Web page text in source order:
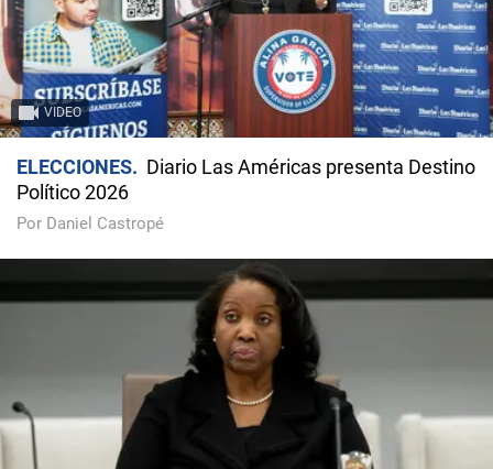
VIDEO
ELECCIONES
Diario Las Américas presenta Destino
Político 2026
Por Daniel Castropé